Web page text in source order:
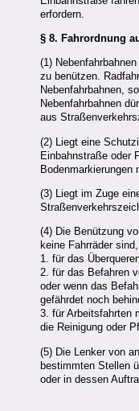
erfordern.
§ 8. Fahrordnung
(1)
zu benützen.
Nebenfahrbahnen,
Nebenfahrbahnen
aus
(2) Liegt eine
Einbahnstraße oder
Bodenmarkierungen
(3) Liegt im Zuge
(4) Die Benützung
keine Fahrräder
1. für das
2. für das Befahren
oder wenn das
gefährdet noch
3. für Arbeitsfahrten
die Reinigung oder
(5) Die Lenker von
bestimmten Stellen
oder in dessen